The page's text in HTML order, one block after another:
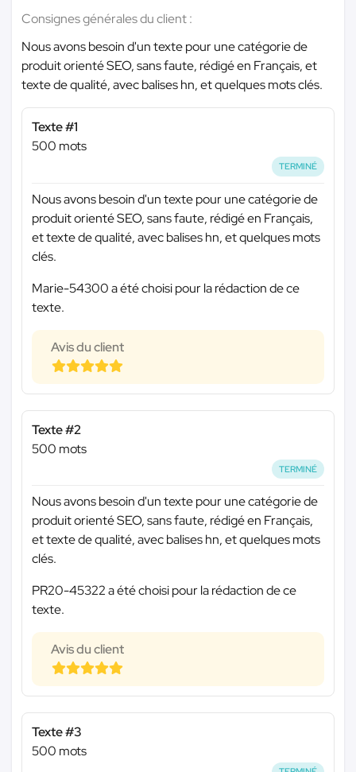
Consignes générales du client :
Nous avons besoin d'un texte pour une catégorie de
produit orienté SEO, sans faute, rédigé en Français, et
texte de qualité, avec balises hn, et quelques mots clés.
Texte #1
500 mots
TERMINÉ
Nous avons besoin d'un texte pour une catégorie de
produit orienté SEO, sans faute, rédigé en Français,
et texte de qualité, avec balises hn, et quelques mots
clés.
Marie-54300 a été choisi pour la rédaction de ce
texte.
Avis du client
Texte #2
500 mots
TERMINÉ
Nous avons besoin d'un texte pour une catégorie de
produit orienté SEO, sans faute, rédigé en Français,
et texte de qualité, avec balises hn, et quelques mots
clés.
PR20-45322 a été choisi pour la rédaction de ce
texte.
Avis du client
Texte #3
500 mots